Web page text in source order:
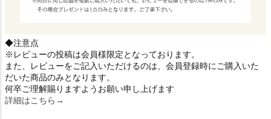
◆注意点
※レビューの投稿は会員様限定となっております。
また、レビューをご記入いただけるのは、会員登録時にご購入いた
だいた商品のみとなります。
何卒ご理解賜りますようお願い申し上げます
詳細はこちら→